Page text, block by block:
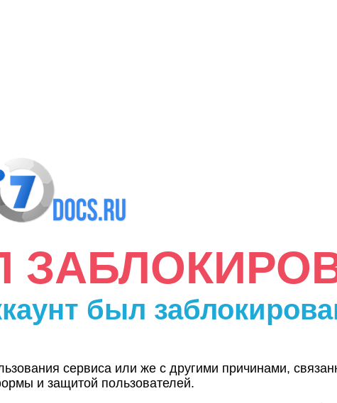
был
сервиса или же с другими причинами,
и защитой пользователей.